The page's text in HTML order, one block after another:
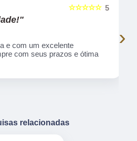
5
☆☆☆☆☆
e com um excelente
com seus prazos e ótima
›
relacionadas